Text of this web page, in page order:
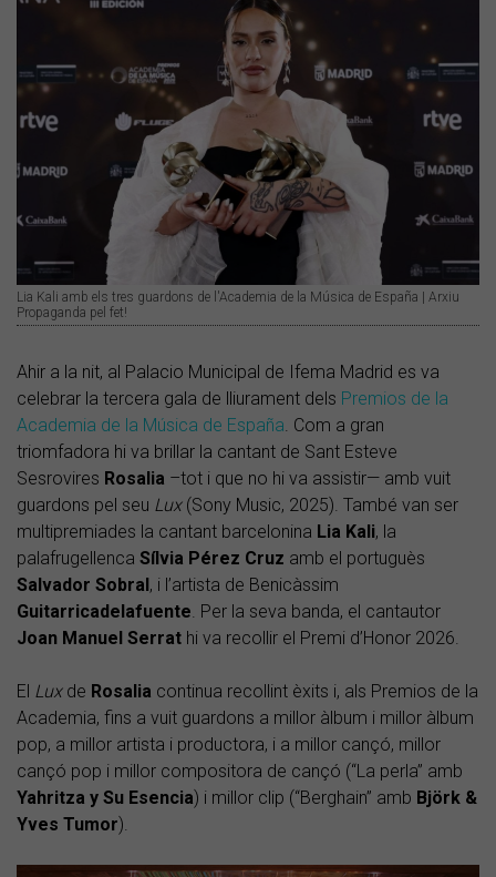
Lia Kali amb els tres guardons de l'Academia de la Música de España | Arxiu
Propaganda pel fet!
Ahir a la nit, al Palacio Municipal de Ifema Madrid es va
celebrar la tercera gala de lliurament dels Premios de la
Academia de la Música de España. Com a gran
triomfadora hi va brillar la cantant de Sant Esteve
Sesrovires Rosalia –tot i que no hi va assistir— amb vuit
guardons pel seu Lux(Sony Music, 2025). També van ser
multipremiades la cantant barcelonina Lia Kali, la
palafrugellenca Sílvia Pérez Cruz amb el portuguès
Salvador Sobral, i l’artista de Benicàssim
Guitarricadelafuente. Per la seva banda, el cantautor
Joan Manuel Serrat hi va recollir el Premi d’Honor 2026.
El Luxde Rosalia continua recollint èxits i, als Premios de la
Academia, fins a vuit guardons a millor àlbum i millor àlbum
pop, a millor artista i productora, i a millor cançó, millor
cançó pop i millor compositora de cançó (“La perla” amb
Yahritza y Su Esencia) i millor clip (“Berghain” amb Björk &
Yves Tumor).